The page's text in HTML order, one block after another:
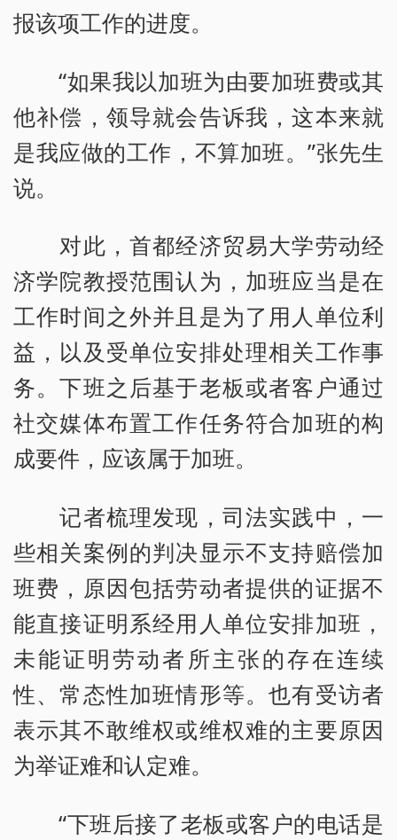
报该项工作的进度。
“如果我以加班为由要加班费或其
他补偿，领导就会告诉我，这本来就
是我应做的工作，不算加班。”张先生
说。
对此，首都经济贸易大学劳动经
济学院教授范围认为，加班应当是在
工作时间之外并且是为了用人单位利
益，以及受单位安排处理相关工作事
务。下班之后基于老板或者客户通过
社交媒体布置工作任务符合加班的构
成要件，应该属于加班。
记者梳理发现，司法实践中，一
些相关案例的判决显示不支持赔偿加
班费，原因包括劳动者提供的证据不
能直接证明系经用人单位安排加班，
未能证明劳动者所主张的存在连续
性、常态性加班情形等。也有受访者
表示其不敢维权或维权难的主要原因
为举证难和认定难。
“下班后接了老板或客户的电话是